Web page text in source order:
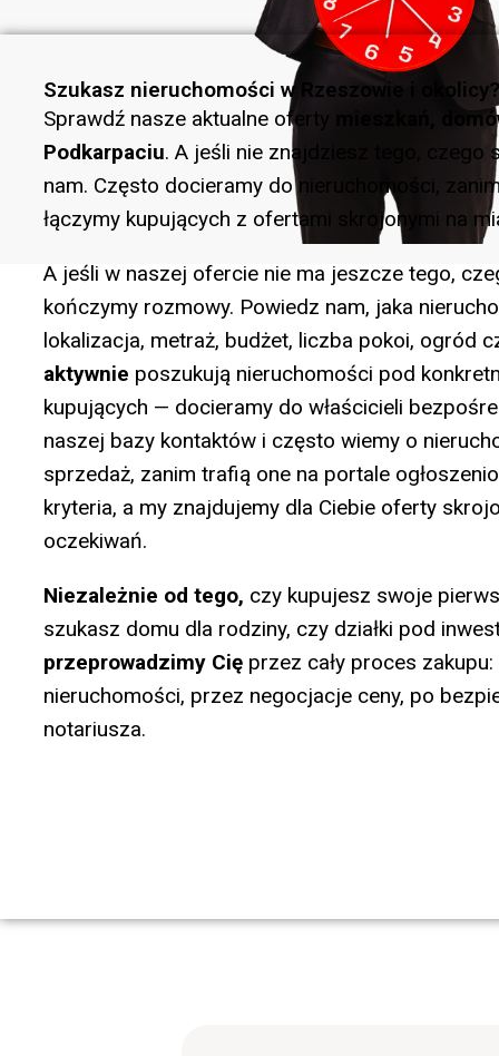
Szukasz nieruchomości w Rzeszowie i okolicy?
Sprawdź nasze aktualne oferty
mieszkań,
Podkarpaciu. A jeśli nie znajdziesz tego, czego
nam. Często docieramy do nieruchomości,
łączymy kupujących z ofertami skrojonymi na
A jeśli w naszej ofercie nie ma jeszcze tego,
kończymy rozmowy. Powiedz nam, jaka
lokalizacja, metraż, budżet, liczba pokoi, ogród
aktywnie poszukują nieruchomości pod
kupujących — docieramy do właścicieli
naszej bazy kontaktów i często wiemy o
sprzedaż, zanim trafią one na portale
kryteria, a my znajdujemy dla Ciebie oferty
oczekiwań.
Niezależnie od tego, czy kupujesz swoje
szukasz domu dla rodziny, czy działki pod
przeprowadzimy Cię przez cały proces
nieruchomości, przez negocjacje ceny, po
notariusza.